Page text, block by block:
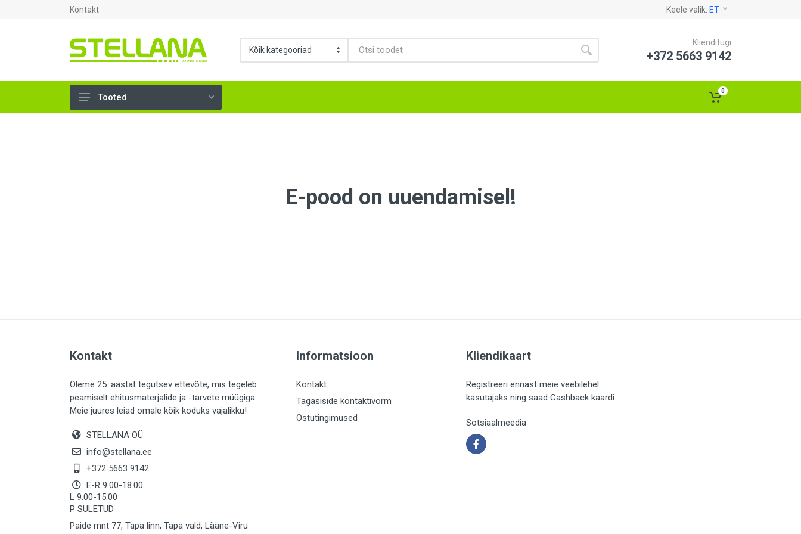
Kontakt Keele valik: ET
Klienditugi
+372 5663 9142
LIISTUD (183)
KIVID (31)
KATTED (132)
MAALRITARBED (1024)
SOOJUSTUS (16)
KEEMIA (220)
TÖÖRIIDED (117)
SAUN (8)
Tooted
0
E-pood on uuendamisel!
Kontakt
Oleme 25. aastat tegutsev ettevõte, mis tegeleb
peamiselt ehitusmaterjalide ja -tarvete müügiga.
Meie juures leiad omale kõik koduks vajalikku!
STELLANA OÜ
info@stellana.ee
+372 5663 9142
E-R 9.00-18.00
L 9.00-15.00
P SULETUD
Paide mnt 77, Tapa linn, Tapa vald, Lääne-Viru
Informatsioon
Kontakt
Tagasiside kontaktivorm
Ostutingimused
Kliendikaart
Registreeri ennast meie veebilehel
kasutajaks ning saad Cashback kaardi.
Sotsiaalmeedia